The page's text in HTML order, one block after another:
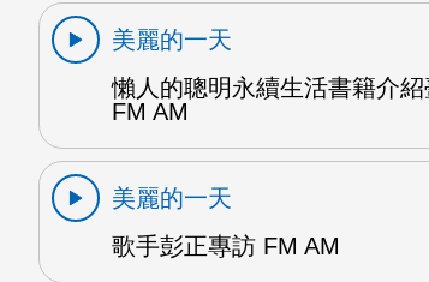
美麗的一天
懶人的聰明永續生活書籍介
FM AM
美麗的一天
歌手彭正專訪 FM AM